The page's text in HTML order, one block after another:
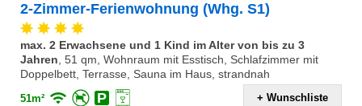
2-Zimmer-Ferienwohnung (Whg. S1)
max. 2 Erwachsene und 1 Kind im Alter von bis zu 3
Jahren, 51 qm, Wohnraum mit Esstisch, Schlafzimmer mit
Doppelbett, Terrasse, Sauna im Haus, strandnah
51m² + Wunschliste